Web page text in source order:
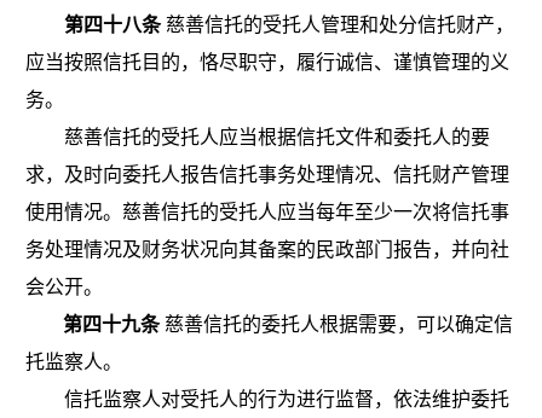
第四十八条 慈善信托的受托人管理和处分信托财产，
应当按照信托目的，恪尽职守，履行诚信、谨慎管理的义
务。
慈善信托的受托人应当根据信托文件和委托人的要
求，及时向委托人报告信托事务处理情况、信托财产管理
使用情况。慈善信托的受托人应当每年至少一次将信托事
务处理情况及财务状况向其备案的民政部门报告，并向社
会公开。
第四十九条 慈善信托的委托人根据需要，可以确定信
托监察人。
信托监察人对受托人的行为进行监督，依法维护委托